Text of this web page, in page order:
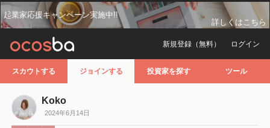
起業家応援キャンペーン実施中!!
詳しくはこちら
ログイン
新規登録（無料）
スカウトする ジョインする 投資家を探す ツール
Koko
2024年6月14日